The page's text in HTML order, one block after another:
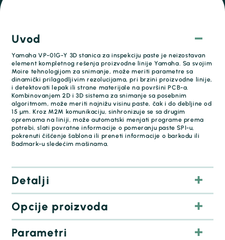
Uvod
Yamaha VP-01G-Y 3D stanica za inspekciju paste je neizostavan
element kompletnog rešenja proizvodne linije Yamaha. Sa svojim
Moire tehnologijom za snimanje, može meriti parametre sa
dinamički prilagodljivim rezolucijama, pri brzini proizvodne linije,
i detektovati lepak ili strane materijale na površini PCB-a.
Kombinovanjem 2D i 3D sistema za snimanje sa posebnim
algoritmom, može meriti najnižu visinu paste, čak i do debljine od
15 μm. Kroz M2M komunikaciju, sinhronizuje se sa drugim
opremama na liniji, može automatski menjati programe prema
potrebi, slati povratne informacije o pomeranju paste SPI-u,
pokrenuti čišćenje šablona ili preneti informacije o barkodu ili
Badmark-u sledećim mašinama.
Detalji
Opcije proizvoda
Parametri